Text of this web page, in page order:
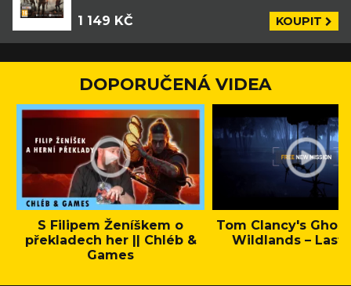
1 149 KČ KOUPIT
DOPORUČENÁ VIDEA
S Filipem Ženíškem o
překladech her || Chléb &
Games
Tom Clancy's
Wildlands – Last